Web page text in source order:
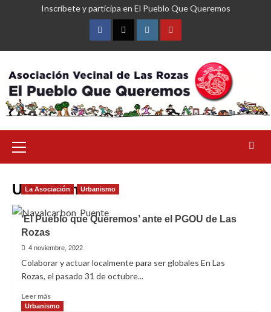
Inscríbete y participa en El Pueblo Que Queremos
FacebookTwitterInstagramYouTube
primario
Urbanismo
La Asociación Urbanismo
‘El Pueblo que Queremos’ ante el PGOU de Las
Rozas
4 noviembre, 2022
Colaborar y actuar localmente para ser globales En Las
Rozas, el pasado 31 de octubre...
Leer más
más
Urbanismo